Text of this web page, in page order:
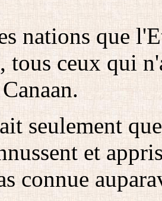
nations que
tous ceux qui
seulement
et
connue